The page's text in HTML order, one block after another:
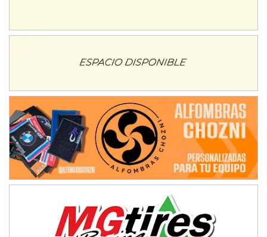
Ciudad de Avellaneda (Asfalto)
SUR SANTAFESINO - F4
Rufino (Santa Fe)
TUCUMANO - F5
Juan Navarro (Asfalto)
El Timbó (Tucumán)